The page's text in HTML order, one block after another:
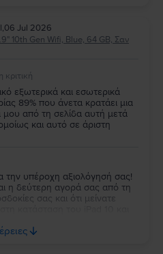
,06 Jul 2026
10th Gen Wifi, Blue, 64 GB, Σαν
εξωτερικά και εσωτερικά
89% που άνετα κρατάει μια
μου από τη σελίδα αυτή μετά
και αυτό σε άριστη
την υπέροχη αξιολόγησή σας!
η δεύτερη αγορά σας από τη
σας και ότι μείνατε
στο μέλλον!